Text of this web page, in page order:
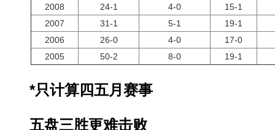
2008
24-1 4-0
15-1
2007
31-1 5-1
19-1
2006
26-0 4-0
17-0
2005
50-2 8-0 19-1
*只计算四五月赛事
五盘三胜更难击败